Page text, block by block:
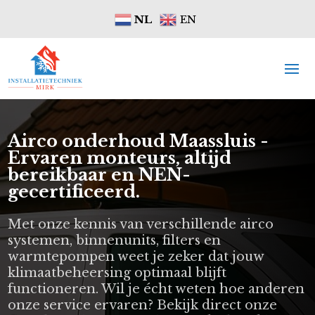
NL EN
Airco onderhoud Maassluis -
Ervaren monteurs, altijd
bereikbaar en NEN-
gecertificeerd.
Met onze kennis van verschillende airco
systemen, binnenunits, filters en
warmtepompen weet je zeker dat jouw
klimaatbeheersing optimaal blijft
functioneren. Wil je écht weten hoe anderen
onze service ervaren? Bekijk direct onze